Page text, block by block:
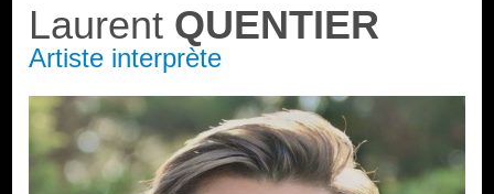
Laurent QUENTIER
Artiste interprète